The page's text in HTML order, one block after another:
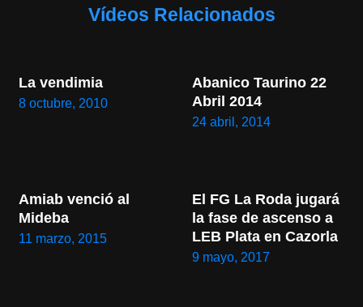
Vídeos Relacionados
La vendimia
8 octubre, 2010
Abanico Taurino 22
Abril 2014
24 abril, 2014
Amiab venció al
Mideba
11 marzo, 2015
El FG La Roda jugará
la fase de ascenso a
LEB Plata en Cazorla
9 mayo, 2017